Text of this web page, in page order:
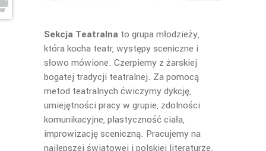
Sekcja Teatralna to grupa młodzieży,
która kocha teatr, występy sceniczne i
słowo mówione. Czerpiemy z żarskiej
bogatej tradycji teatralnej. Za pomocą
metod teatralnych ćwiczymy dykcję,
umiejętności pracy w grupie, zdolności
komunikacyjne, plastyczność ciała,
improwizację sceniczną. Pracujemy na
najlepszej światowej i polskiej literaturze.